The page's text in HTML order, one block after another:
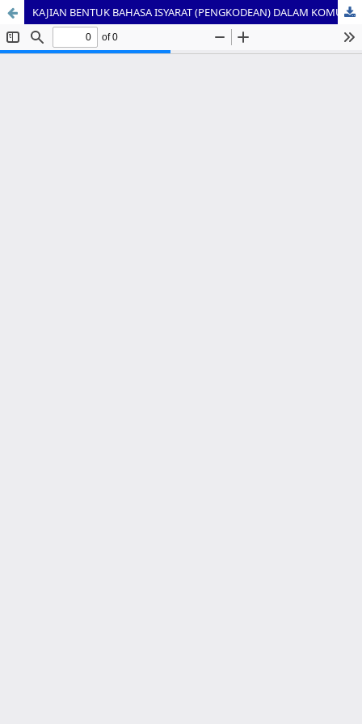
KAJIAN BENTUK BAHASA ISYARAT (PENGKODEAN) DALAM KOMUNIKASI ANAK USIA 3 TAHUN